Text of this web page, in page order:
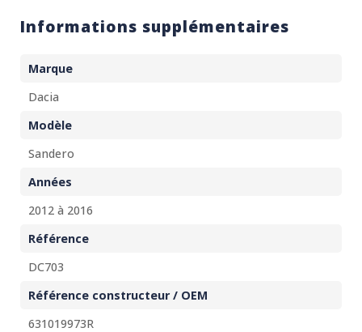
Informations supplémentaires
Marque
Dacia
Modèle
Sandero
Années
2012 à 2016
Référence
DC703
Référence constructeur / OEM
631019973R